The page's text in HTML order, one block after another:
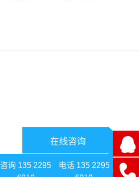
在线咨询
咨询 135 2295
电话 135 2295